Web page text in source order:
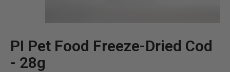
PI Pet Food Freeze-Dried Cod
- 28g